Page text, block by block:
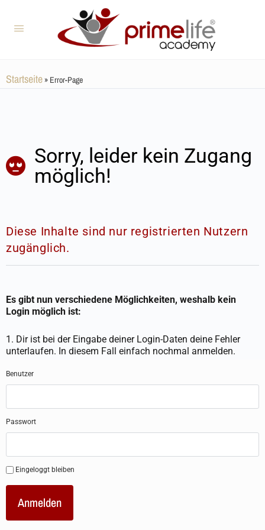
Startseite» Error-Page
Sorry, leider kein Zugang
möglich!
Diese Inhalte sind nur registrierten Nutzern
zugänglich.
Es gibt nun verschiedene Möglichkeiten, weshalb kein
Login möglich ist:
1. Dir ist bei der Eingabe deiner Login-Daten deine Fehler
unterlaufen. In diesem Fall einfach nochmal anmelden.
Benutzer
Passwort
Eingeloggt bleiben
Anmelden